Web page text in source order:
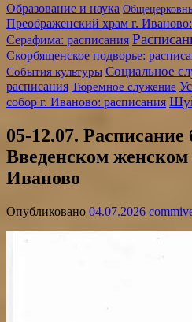
Образование и наука
Преображенский храм г.
Серафима: расписания
Скорбященское подворье:
События культуры Социальное
расписания Тюремное служение
собор г. Иваново: расписания
05-12.07.
Введенском женском
Иваново
Опубликовано 04.07.2026